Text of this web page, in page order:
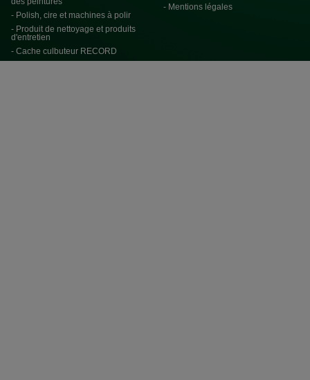
- Polish, cire et machines à polir
- Produit de nettoyage et produits
d'entretien
- Cache culbuteur RECORD
- Mentions légales